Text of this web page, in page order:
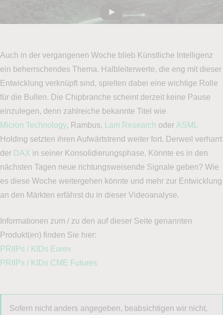
Auch in der vergangenen Woche blieb Künstliche Intelligenz
ein beherrschendes Thema. Halbleiterwerte, die eng mit dieser
Entwicklung verknüpft sind, spielten dabei eine wichtige Rolle
für die Bullen. Die Chipbranche scheint derzeit keine Pause
einzulegen, denn zahlreiche bekannte Titel wie
Micron Technology, Rambus, Lam Research oder ASML
Holding setzten ihren Aufwärtstrend weiter fort. Derweil verharrt
der DAX in seiner Konsolidierungsphase. Könnte es in den
nächsten Tagen neue richtungsweisende Signale geben? Wie
es diese Woche weitergehen könnte und mehr zur Entwicklung
an den Märkten erfährst du in dieser Videoanalyse.
Informationen zum / zu den auf dieser Seite genannten
Produkt(en) finden Sie hier:
PRIIPs / KIDs Eurex
PRIIPs / KIDs CME Futures
Sofern nicht anders angegeben, beabsichtigen wir nicht,